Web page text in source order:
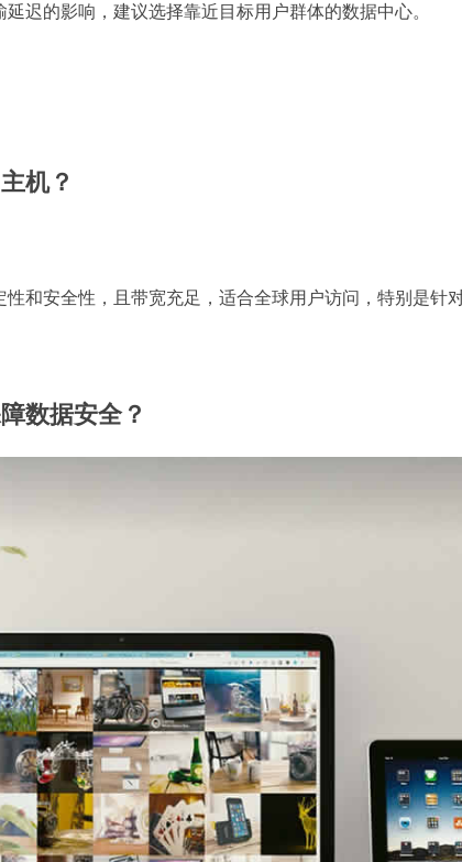
迟的影响，建议选择靠近目标用户群体的数据中心。
机？
和安全性，且带宽充足，适合全球用户访问，特别是针
数据安全？